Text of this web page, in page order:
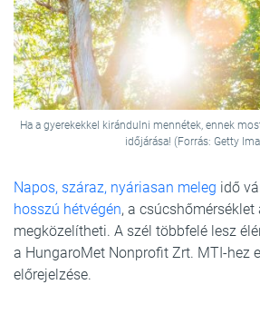
Ha a gyerekekkel kirándulni mennétek, ennek
időjárása! (Forrás: Getty
Napos, száraz, nyáriasan meleg idő
hosszú hétvégén, a
megközelítheti. A szél többfelé lesz
a HungaroMet Nonprofit Zrt. MTI-hez
előrejelzése.